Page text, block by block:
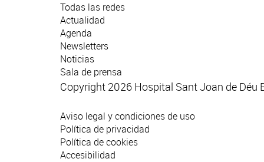
Todas las redes
Actualidad
Agenda
Newsletters
Noticias
Sala de prensa
Copyright 2026 Hospital Sant Joan de Déu
Aviso legal y condiciones de uso
Política de privacidad
Política de cookies
Accesibilidad